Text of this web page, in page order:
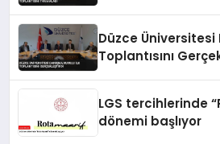
Düzce Üniversitesi
Toplantısını
LGS tercihlerinde
dönemi başlıyor